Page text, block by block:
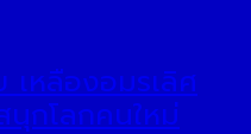
เหลืองอมรเลิศ
นุกโลกคนใหม่